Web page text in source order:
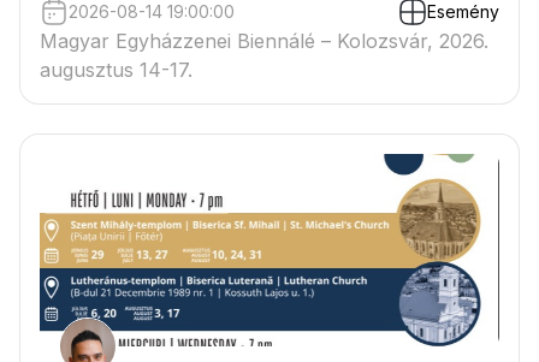
2026-08-14 19:00:00 Esemény
Magyar Egyházzenei Biennálé – Kolozsvár, 2026.
augusztus 14-17.